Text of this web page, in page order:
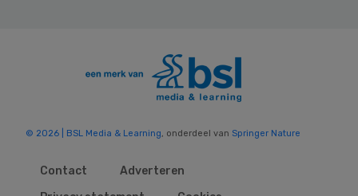
© 2026 | BSL Media & Learning, onderdeel van Springer Nature
Contact
Adverteren